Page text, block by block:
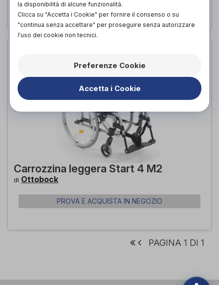
PROVA E ACQUISTA IN NEGOZIO
Carrozzina leggera Start 4 M2
di Ottobock
PROVA E ACQUISTA IN NEGOZIO
PAGINA 1 DI 1
la disponibilità di alcune funzionalità.
Clicca su "Accetta i Cookie" per fornire il consenso o su
"continua senza accettare" per proseguire senza autorizzare
l'uso dei cookie non tecnici.
Preferenze Cookie
Accetta i Cookie